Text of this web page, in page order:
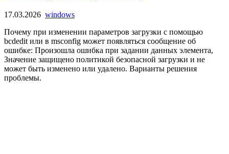
17.03.2026 windows
Почему при изменении параметров загрузки с помощью
bcdedit или в msconfig может появляться сообщение об
ошибке: Произошла ошибка при задании данных элемента,
Значение защищено политикой безопасной загрузки и не
может быть изменено или удалено. Варианты решения
проблемы.